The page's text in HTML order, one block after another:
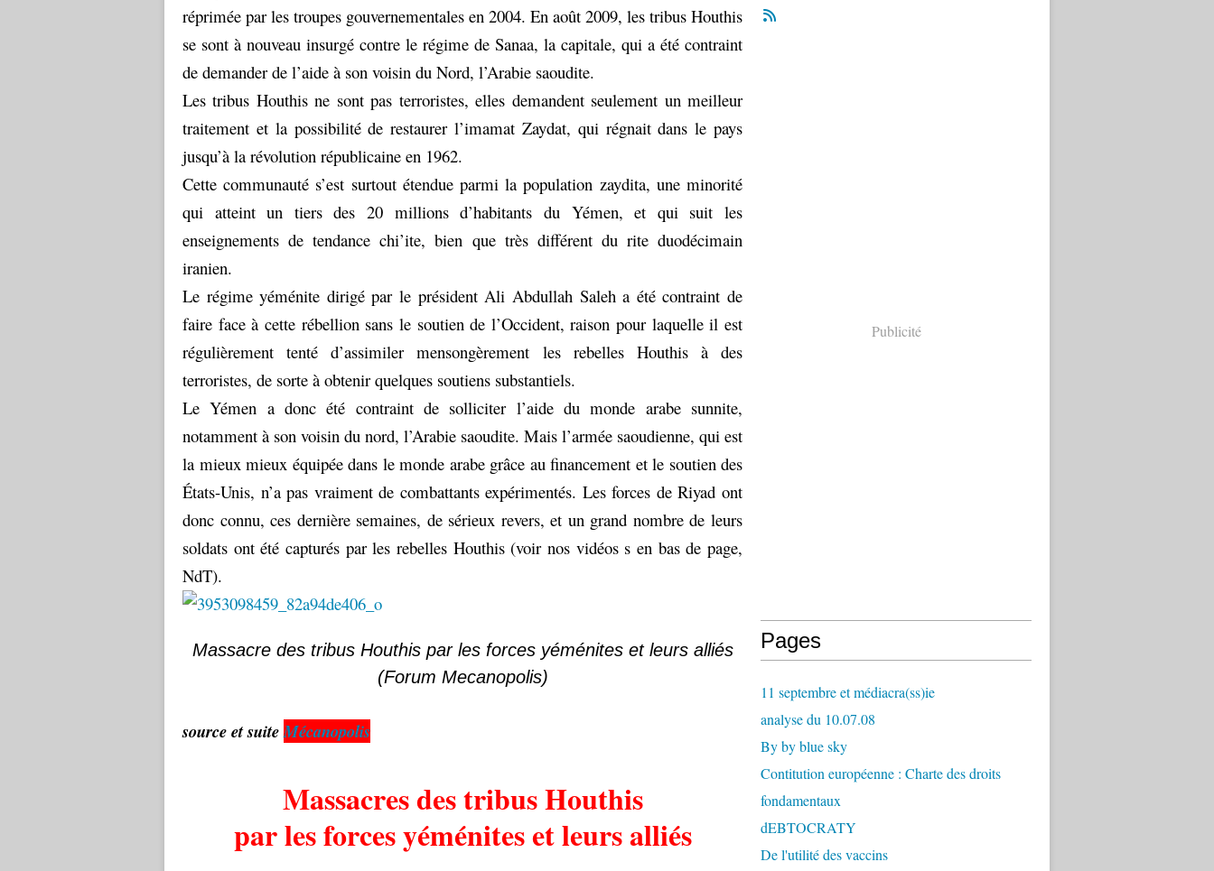
réprimée par les troupes gouvernementales en 2004. En août 2009, les tribus Houthis
se sont à nouveau insurgé contre le régime de Sanaa, la capitale, qui a été contraint
de demander de l’aide à son voisin du Nord, l’Arabie saoudite.
Les tribus Houthis ne sont pas terroristes, elles demandent seulement un meilleur
traitement et la possibilité de restaurer l’imamat Zaydat, qui régnait dans le pays
jusqu’à la révolution républicaine en 1962.
Cette communauté s’est surtout étendue parmi la population zaydita, une minorité
qui atteint un tiers des 20 millions d’habitants du Yémen, et qui suit les
enseignements de tendance chi’ite, bien que très différent du rite duodécimain
iranien.
Le régime yéménite dirigé par le président Ali Abdullah Saleh a été contraint de
faire face à cette rébellion sans le soutien de l’Occident, raison pour laquelle il est
régulièrement tenté d’assimiler mensongèrement les rebelles Houthis à des
terroristes, de sorte à obtenir quelques soutiens substantiels.
Le Yémen a donc été contraint de solliciter l’aide du monde arabe sunnite,
notamment à son voisin du nord, l’Arabie saoudite. Mais l’armée saoudienne, qui est
la mieux mieux équipée dans le monde arabe grâce au financement et le soutien des
États-Unis, n’a pas vraiment de combattants expérimentés. Les forces de Riyad ont
donc connu, ces dernière semaines, de sérieux revers, et un grand nombre de leurs
soldats ont été capturés par les rebelles Houthis (voir nos vidéos s en bas de page,
NdT).
Massacre des tribus Houthis par les forces yéménites et leurs alliés
(Forum Mecanopolis)
source et suiteMécanopolis
Massacres des tribus Houthis
par les forces yéménites et leurs alliés
Publicité
Pages
11 septembre et médiacra(ss)ie
analyse du 10.07.08
By by blue sky
Contitution européenne : Charte des droits
fondamentaux
dEBTOCRATY
De l'utilité des vaccins